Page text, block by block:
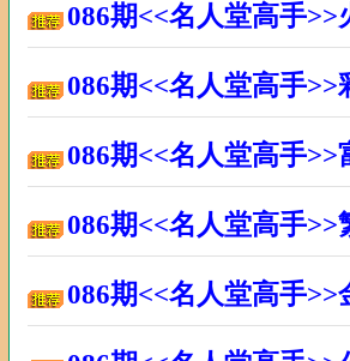
086期<<名人堂高手
086期<<名人堂高手
086期<<名人堂高手
086期<<名人堂高手
086期<<名人堂高手